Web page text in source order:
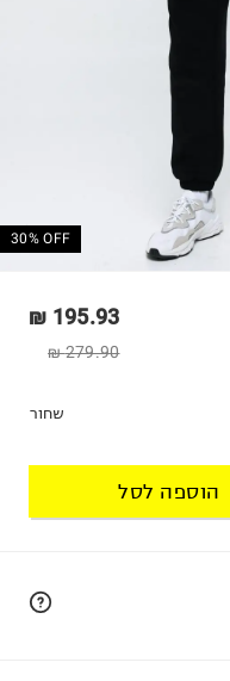
30% OFF
195.93 ₪
279.90 ₪
שחור
הוספה לסל